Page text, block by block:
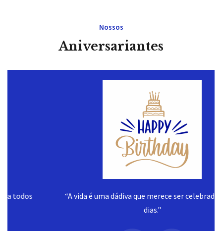
Nossos
Aniversariantes
“A vida é uma dádiva que merece ser celebrada todos